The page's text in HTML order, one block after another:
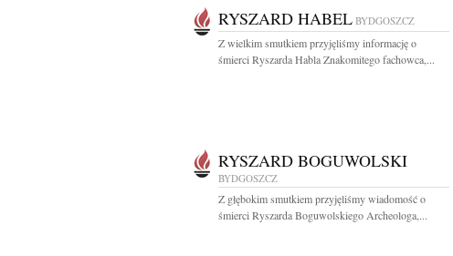
RYSZARD HABEL BYDGOSZCZ
Z wielkim smutkiem przyjęliśmy informację o
śmierci Ryszarda Habla Znakomitego fachowca,...
RYSZARD BOGUWOLSKI
BYDGOSZCZ
Z głębokim smutkiem przyjęliśmy wiadomość o
śmierci Ryszarda Boguwolskiego Archeologa,...